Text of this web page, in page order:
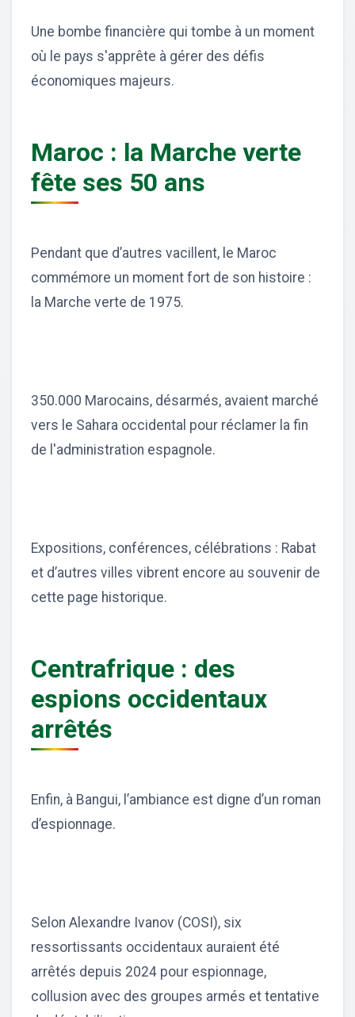
Une bombe financière qui tombe à un moment
où le pays s'apprête à gérer des défis
économiques majeurs.
Maroc : la Marche verte
fête ses 50 ans
Pendant que d’autres vacillent, le Maroc
commémore un moment fort de son histoire :
la Marche verte de 1975.
350.000 Marocains, désarmés, avaient marché
vers le Sahara occidental pour réclamer la fin
de l'administration espagnole.
Expositions, conférences, célébrations : Rabat
et d’autres villes vibrent encore au souvenir de
cette page historique.
Centrafrique : des
espions occidentaux
arrêtés
Enfin, à Bangui, l’ambiance est digne d’un roman
d’espionnage.
Selon Alexandre Ivanov (COSI), six
ressortissants occidentaux auraient été
arrêtés depuis 2024 pour espionnage,
collusion avec des groupes armés et tentative